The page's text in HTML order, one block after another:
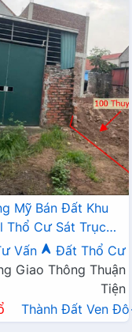
Mỹ Bán Đất Khu
Thổ Cư Sát Trục
Xã
Vấn
Đất Thổ Cư
Giao Thông Thuận
Tiện
Thành Đất Ven